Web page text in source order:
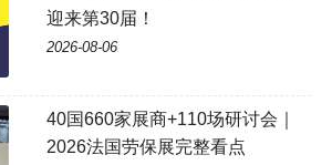
迎来第30届！
2026-08-06
40国660家展商+110场研讨会｜
2026法国劳保展完整看点